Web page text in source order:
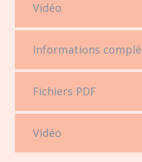
Vidéo
Informations
Fichiers PDF
Vidéo